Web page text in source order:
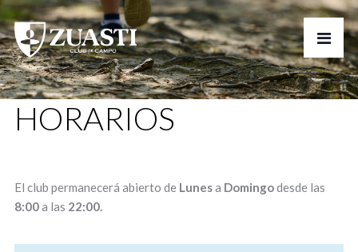
HORARIOS
El club permanecerá abierto de Lunesa Domingodesde las
8:00a las 22:00.